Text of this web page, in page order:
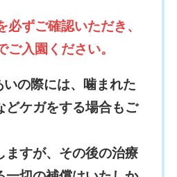
必ずご確認いただき、
ご入園ください。
の際には、噛まれた
どケガをする場合もご
ますが、その後の治療